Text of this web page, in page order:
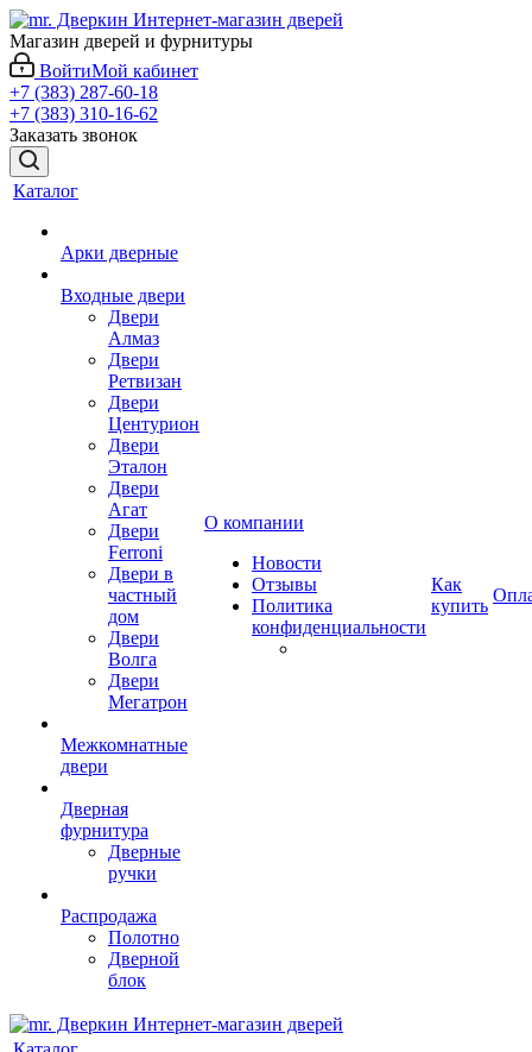
Магазин дверей и фурнитуры
ВойтиМой кабинет
+7 (383) 287-60-18
+7 (383) 310-16-62
Заказать звонок
Каталог
Арки дверные
Входные двери
Двери
Алмаз
Двери
Ретвизан
Двери
Центурион
Двери
Эталон
Двери
Агат
Двери
Ferroni
Двери в
частный
дом
Двери
Волга
Двери
Мегатрон
Межкомнатные
двери
Дверная
фурнитура
Дверные
ручки
Распродажа
Полотно
Дверной
блок
О компании
Новости
Отзывы
Политика
конфиденциальности
Как
купить